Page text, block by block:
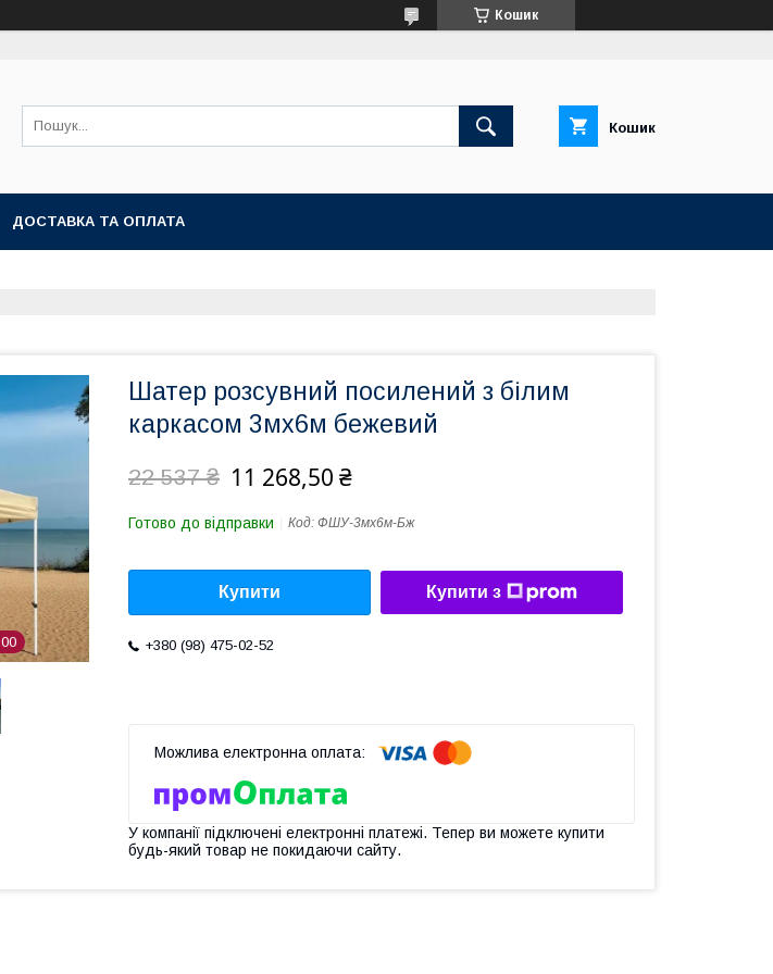
Кошик
Кошик
ДОСТАВКА ТА ОПЛАТА
00
Шатер розсувний посилений з білим
каркасом 3мх6м бежевий
22 537 ₴ 11 268,50 ₴
Готово до відправки Код: ФШУ-3мх6м-Бж
Купити Купити з
+380 (98) 475-02-52
У компанії підключені електронні платежі. Тепер ви можете купити
будь-який товар не покидаючи сайту.